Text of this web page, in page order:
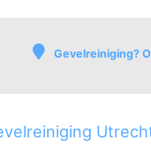
Gevelreiniging?
Westbroek